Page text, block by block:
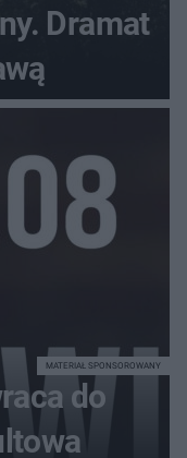
Dramat
do
MATERIAŁ SPONSOROWANY